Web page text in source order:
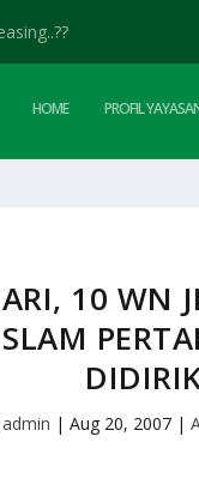
HOME PROFIL
10 WN
admin |Aug 20, 2007 |